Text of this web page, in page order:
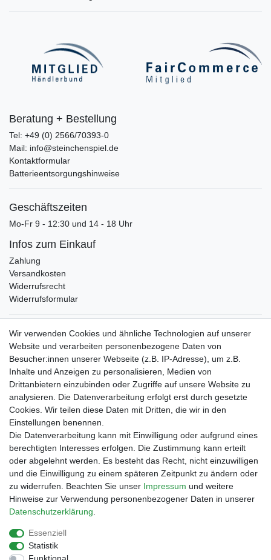
Beratung + Bestellung
Tel: +49 (0) 2566/70393-0
Mail: info@steinchenspiel.de
Kontaktformular
Batterieentsorgungshinweise
Geschäftszeiten
Mo-Fr 9 - 12:30 und 14 - 18 Uhr
Infos zum Einkauf
Zahlung
Versandkosten
Widerrufsrecht
Widerrufsformular
Verpackungslizenz
bei der Landbell AG
Zahlungsarten
Vorabüberweisung
Rechnungskauf
Zahlung bei Abholung
PayPal (inkl. Kreditkarten)
Impressum
Wir verwenden Cookies und ähnliche Technologien auf unserer
Website und verarbeiten personenbezogene Daten von
Besucher:innen unserer Webseite (z.B. IP-Adresse), um z.B.
Inhalte und Anzeigen zu personalisieren, Medien von
Drittanbietern einzubinden oder Zugriffe auf unsere Website zu
analysieren. Die Datenverarbeitung erfolgt erst durch gesetzte
Cookies. Wir teilen diese Daten mit Dritten, die wir in den
Einstellungen benennen.
Die Datenverarbeitung kann mit Einwilligung oder aufgrund eines
berechtigten Interesses erfolgen. Die Zustimmung kann erteilt
oder abgelehnt werden. Es besteht das Recht, nicht einzuwilligen
und die Einwilligung zu einem späteren Zeitpunkt zu ändern oder
zu widerrufen. Beachten Sie unser Impressum und weitere
Hinweise zur Verwendung personenbezogener Daten in unserer
Daten­schutz­erklärung
Essenziell
Statistik